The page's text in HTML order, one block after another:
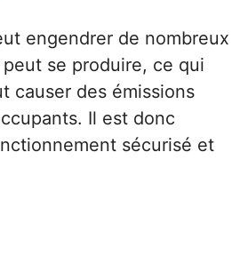
engendrer de nombreux
se produire, ce qui
causer des émissions
Il est donc
sécurisé et